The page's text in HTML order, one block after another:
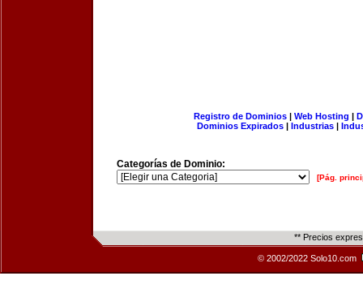
Registro de Dominios| Web Hosting |
Dominios Expirados | Industrias |
Categorías de Dominio:
[Pág.
** Precios
© 2002/2022 Solo10.com